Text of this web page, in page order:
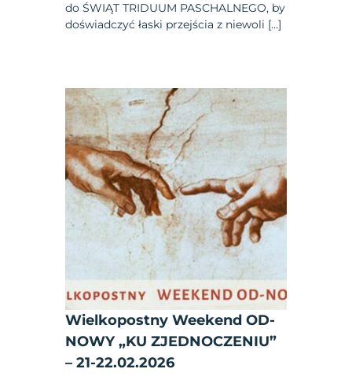
do ŚWIĄT TRIDUUM PASCHALNEGO, by
doświadczyć łaski przejścia z niewoli […]
Wielkopostny Weekend OD-
NOWY „KU ZJEDNOCZENIU”
– 21-22.02.2026